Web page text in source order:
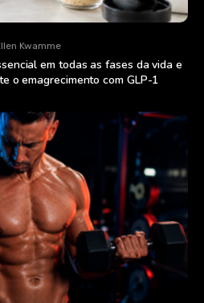
Kwamme
em todas as fases da vida e
o emagrecimento com GLP-1